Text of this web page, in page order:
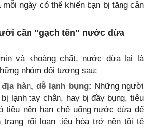
mỗi ngày có thể khiến bạn bị tăng cân
cần "gạch tên" nước dừa
và khoáng chất, nước dừa lại là
nhóm đối tượng sau:
hàn, dễ lạnh bụng: Những người
lạnh tay chân, hay bị đầy bụng, tiêu
tiêu nên hạn chế uống nước dừa để
trạng rối loạn tiêu hóa trở nên tồi tệ